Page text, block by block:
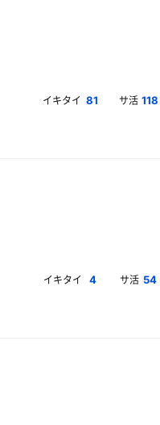
イキタイ 81 サ活 118
イキタイ 4 サ活 54